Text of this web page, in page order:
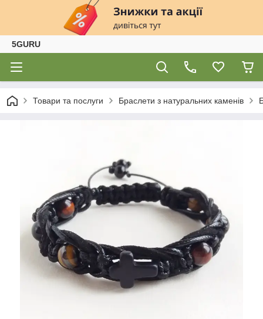
5GURU
Товари та послуги Браслети з натуральних каменів